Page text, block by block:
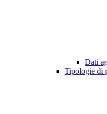
Dati
Tipologie di